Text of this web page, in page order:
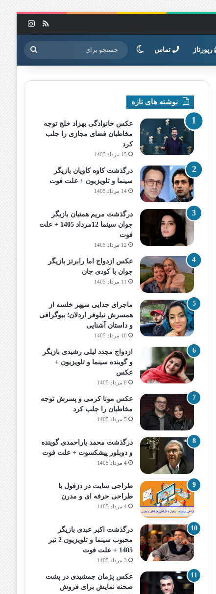
خوراک
رپورتاژ تماس تغییر پوسته جستجو
برای
نوشته های تازه
عکس خانوادگی بهزاد خلج توجه
مخاطبان فضای مجازی را جلب
کرد
15 مرداد 1405
درگذشت کاوه کاویان بازیگر
سینما و تلویزیون + علت فوت
14 مرداد 1405
درگذشت مریم همتیان بازیگر
جوان سینما 12مرداد 1405 + علت
فوت
12 مرداد 1405
عکس ازدواج اما رابرتز بازیگر
جوان با کودی جان
11 مرداد 1405
ماجرای جدایی سپهر خلسه از
همسرش نیلوفر اردلان؛ بیوگرافی
و داستان آشنایی
10 مرداد 1405
ازدواج مجدد لیلی رشیدی بازیگر
و گوینده سینما و تلویزیون +
عکس
8 مرداد 1405
عکس مونا کرمی و پسرش توجه
مخاطبان را جلب کرد
5 مرداد 1405
درگذشت محمد یاراحمدی گوینده
و دوبلور پیشکسوت + علت فوت
4 مرداد 1405
طراحی سایت در دزفول با
طراحی حرفه‌ ای و مدرن
4 مرداد 1405
درگذشت اکبر عبدی بازیگر
محبوب سینما و تلویزیون 2 تیر
1405 + علت فوت
3 مرداد 1405
عکس پژمان جمشیدی در پشت
صحنه نمایش برای فروش